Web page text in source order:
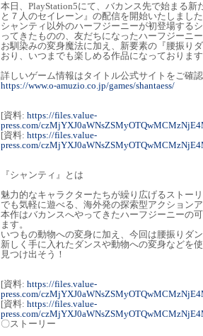
本日、PlayStation5にて、バカンス先で始まる
と７人のセイレーン』の配信を開始いたしました
シャンティ以外のハーフジーニーが初登場する
ってきたものの、友だちになったハーフジーニ
お馴染みの変身魔法に加え、新要素の『腰振り
おり、いつまでも楽しめる作品になっております
詳しいゲーム情報はタイトル公式サイトをご確認
https://www.o-amuzio.co.jp/games/shantaess/
[資料: https://files.value-
press.com/
[資料: https://files.value-
press.com/
『シャンティ』とは
魅力的なキャラクターたちが繰り広げるストー
でも気軽に遊べる、海外発の探索型アクション
本作はバカンスへやってきたハーフジーニーの
ます。
いつもの動物への変身に加え、今回は腰振りダ
新しく手に入れたダンスや動物への変身などを
見つけ出そう！
[資料: https://files.value-
press.com/
[資料: https://files.value-
press.com/
〇ストーリー